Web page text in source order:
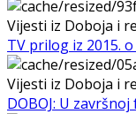
Vijesti iz Doboja i
TV prilog iz 2015.
Vijesti iz Doboja i
DOBOJ: U